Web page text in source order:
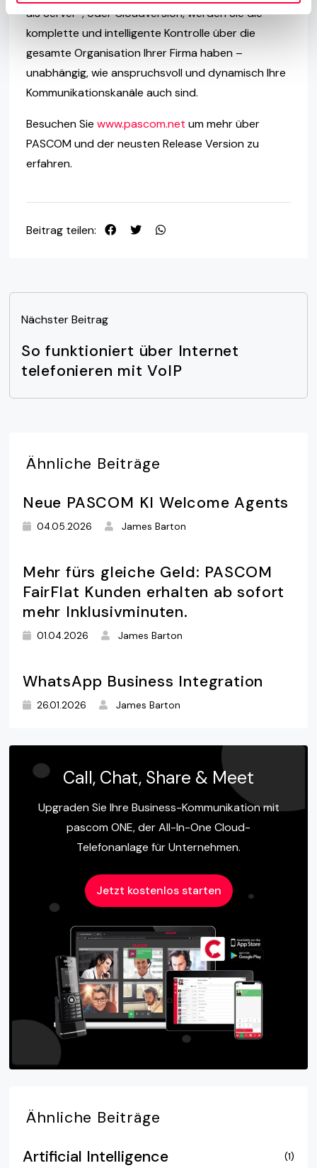
als Server-, oder Cloudversion, werden Sie die
komplette und intelligente Kontrolle über die
gesamte Organisation Ihrer Firma haben –
unabhängig, wie anspruchsvoll und dynamisch Ihre
Kommunikationskanäle auch sind.
Besuchen Sie www.pascom.net um mehr über
PASCOM und der neusten Release Version zu
erfahren.
Beitrag teilen:
Nächster Beitrag
So funktioniert über Internet
telefonieren mit VoIP
Ähnliche Beiträge
Neue PASCOM KI Welcome Agents
04.05.2026 James Barton
Mehr fürs gleiche Geld: PASCOM
FairFlat Kunden erhalten ab sofort
mehr Inklusivminuten.
01.04.2026 James Barton
WhatsApp Business Integration
26.01.2026 James Barton
Call, Chat, Share & Meet
Upgraden Sie Ihre Business-Kommunikation mit
pascom ONE, der All-In-One Cloud-
Telefonanlage für Unternehmen.
Jetzt kostenlos starten
Ähnliche Beiträge
Artificial Intelligence
(1)